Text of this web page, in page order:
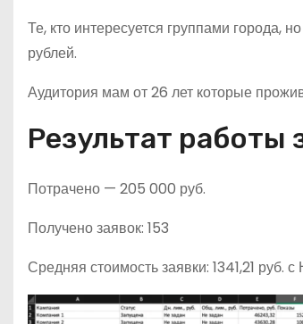
Те, кто интересуется группами города,
рублей.
Аудитория мам от 26 лет которые
Результат работы
Потрачено — 205 000 руб.
Получено заявок: 153
Средняя стоимость заявки: 1341,21 руб.